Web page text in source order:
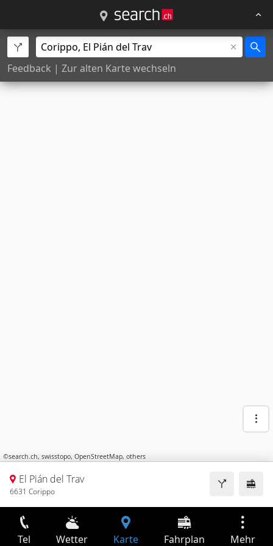
Feedback | Zur alten Karte wechseln
©search.ch, swisstopo, OpenStreetMap, others
El Pián del Trav
6631 Corippo
Tel Wetter Karte Fahrplan Mehr